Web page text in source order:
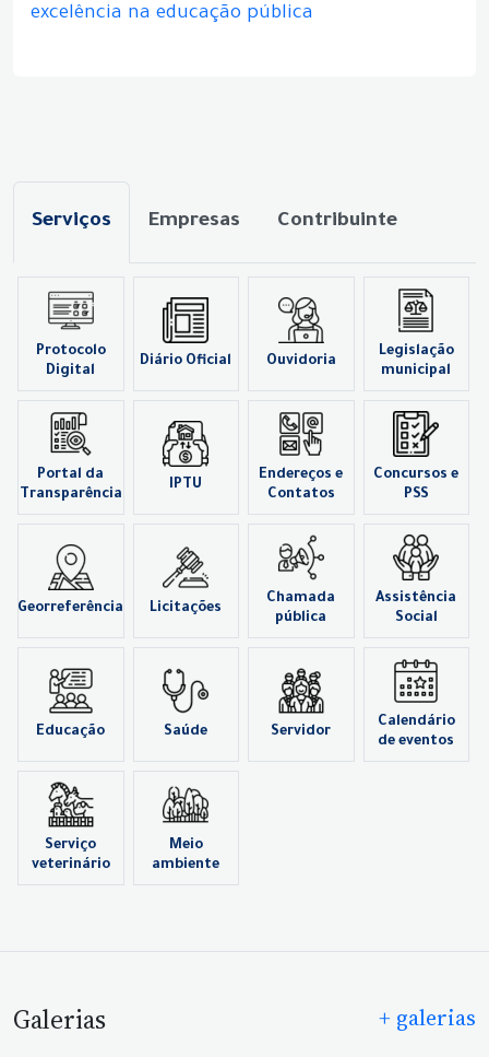
excelência na educação pública
Serviços Empresas Contribuinte
Protocolo
Digital
Diário Oficial Ouvidoria
Legislação
municipal
Portal da
Transparência
IPTU
Endereços e
Contatos
Concursos e
PSS
Georreferência Licitações
Chamada
pública
Assistência
Social
Educação Saúde Servidor
Calendário
de eventos
Serviço
veterinário
Meio
ambiente
Galerias + galerias